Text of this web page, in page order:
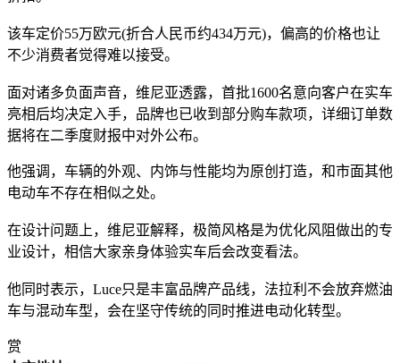
该车定价55万欧元(折合人民币约434万元)，偏高的价格也让
不少消费者觉得难以接受。
面对诸多负面声音，维尼亚透露，首批1600名意向客户在实车
亮相后均决定入手，品牌也已收到部分购车款项，详细订单数
据将在二季度财报中对外公布。
他强调，车辆的外观、内饰与性能均为原创打造，和市面其他
电动车不存在相似之处。
在设计问题上，维尼亚解释，极简风格是为优化风阻做出的专
业设计，相信大家亲身体验实车后会改变看法。
他同时表示，Luce只是丰富品牌产品线，法拉利不会放弃燃油
车与混动车型，会在坚守传统的同时推进电动化转型。
赏